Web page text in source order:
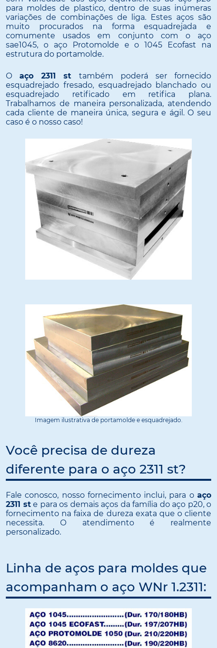
para moldes de plastico, dentro de suas inúmeras
variações de combinações de liga. Estes aços são
muito procurados na forma esquadrejada e
comumente usados em conjunto com o aço
sae1045, o aço Protomolde e o 1045 Ecofast na
estrutura do portamolde.
Oaço 2311 st também poderá ser fornecido
esquadrejado fresado, esquadrejado blanchado ou
esquadrejado retificado em retifica plana.
Trabalhamos de maneira personalizada, atendendo
cada cliente de maneira única, segura e ágil. O seu
caso é o nosso caso!
Imagem ilustrativa de portamolde e esquadrejado.
Você precisa de dureza
diferente para o aço 2311 st?
Fale conosco, nosso fornecimento inclui, para o aço
2311 ste para os demais aços da família do aço p20, o
fornecimento na faixa de dureza exata que o cliente
necessita. O atendimento é realmente
personalizado.
Linha de aços para moldes que
acompanham o aço WNr 1.2311: